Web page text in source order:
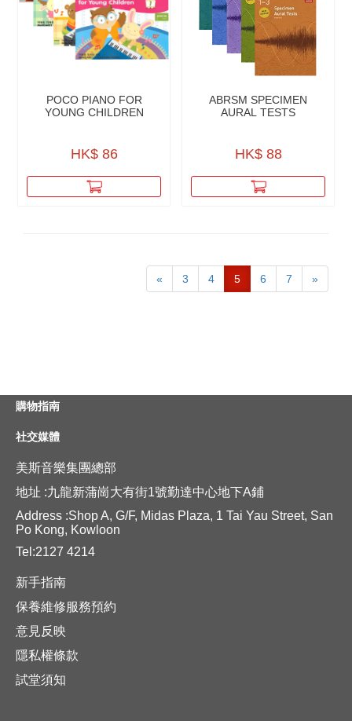
POCO PIANO FOR
YOUNG CHILDREN
HK$ 86
ABRSM SPECIMEN
AURAL TESTS
HK$ 88
« 3 4 5 6 7 »
購物指南
社交媒體
美斯音樂集團總部
地址 :九龍新蒲崗大有街1號勤達中心地下A鋪
Address :Shop A, G/F, Midas Plaza, 1 Tai Yau Street, San
Po Kong, Kowloon
Tel:2127 4214
新手指南
保養維修服務預約
意見反映
隱私權條款
試堂須知